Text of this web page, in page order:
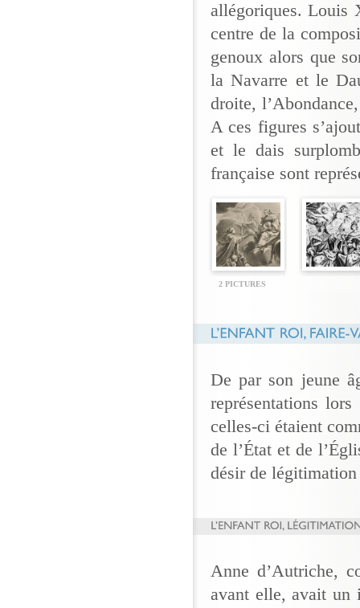
allégoriques. Louis
centre de la
genoux alors que
la Navarre et le
droite,
A ces figures
et le dais
française sont
2 PICTURES
De par son jeune
représentations
celles-ci étaient
de l’État et de
désir de
Anne d’Autriche,
avant elle, avait un